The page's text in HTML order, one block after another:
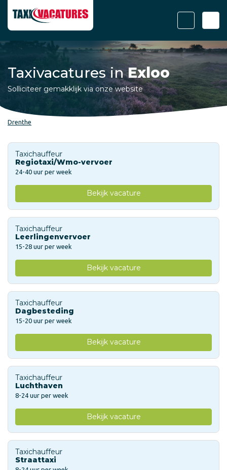
Taxivacatures inExloo
Solliciteer gemakklijk via onze website
Drenthe
Taxichauffeur
Regiotaxi/Wmo-vervoer
24-40 uur per week
Bekijk vacature
Taxichauffeur
Leerlingenvervoer
15-28 uur per week
Bekijk vacature
Taxichauffeur
Dagbesteding
15-20 uur per week
Bekijk vacature
Taxichauffeur
Luchthaven
8-24 uur per week
Bekijk vacature
Taxichauffeur
Straattaxi